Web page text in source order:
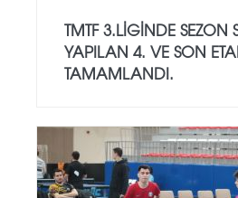
TMTF 3.LİGİNDE SEZON
YAPILAN 4. VE SON
TAMAMLANDI.